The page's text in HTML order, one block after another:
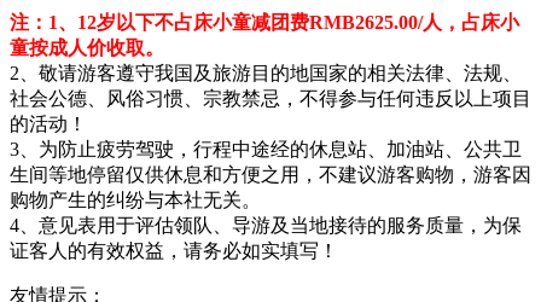
注：1、12岁以下不占床小童减团费RMB2625.00/人，占床小
童按成人价收取。
2、敬请游客遵守我国及旅游目的地国家的相关法律、法规、
社会公德、风俗习惯、宗教禁忌，不得参与任何违反以上项目
的活动！
3、为防止疲劳驾驶，行程中途经的休息站、加油站、公共卫
生间等地停留仅供休息和方便之用，不建议游客购物，游客因
购物产生的纠纷与本社无关。
4、意见表用于评估领队、导游及当地接待的服务质量，为保
证客人的有效权益，请务必如实填写！
友情提示：